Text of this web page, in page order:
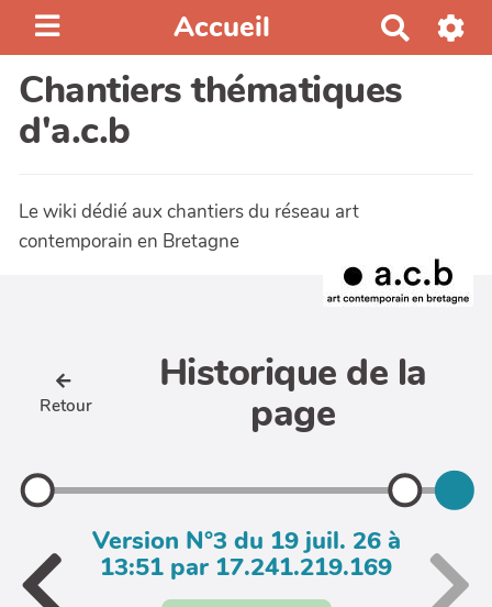
Accueil
e
r
Chantiers thématiques
d'a.c.b
Le wiki dédié aux chantiers du réseau art
contemporain en Bretagne
Retour
Historique de la
page
Version N°3 du 19 juil. 26 à
13:51 par 17.241.219.169